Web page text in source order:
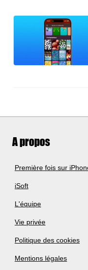
A propos
Première fois sur
iSoft
L'équipe
Vie privée
Politique des cookies
Mentions légales